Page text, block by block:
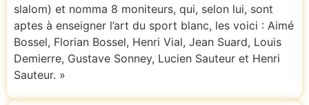
slalom) et nomma 8 moniteurs, qui, selon lui, sont
aptes à enseigner l’art du sport blanc, les voici : Aimé
Bossel, Florian Bossel, Henri Vial, Jean Suard, Louis
Demierre, Gustave Sonney, Lucien Sauteur et Henri
Sauteur. »